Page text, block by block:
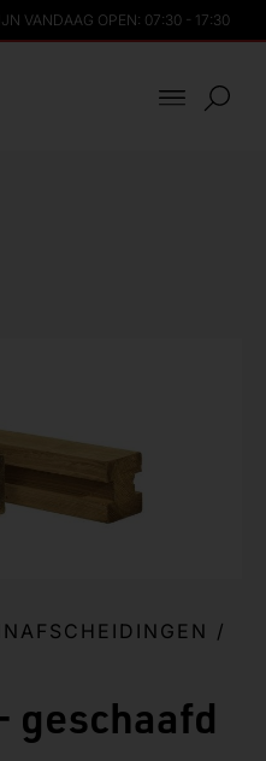
VANDAAG OPEN: 07:30 - 17:30
/
geschaafd